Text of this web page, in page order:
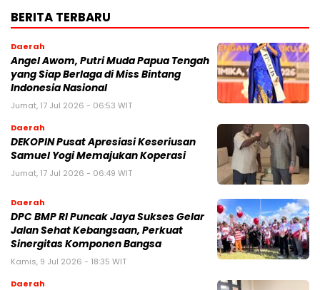
BERITA TERBARU
Daerah
Angel Awom, Putri Muda Papua Tengah
yang Siap Berlaga di Miss Bintang
Indonesia Nasional
Jumat, 17 Jul 2026 - 06:53 WIT
Daerah
DEKOPIN Pusat Apresiasi Keseriusan
Samuel Yogi Memajukan Koperasi
Jumat, 17 Jul 2026 - 06:49 WIT
Daerah
DPC BMP RI Puncak Jaya Sukses Gelar
Jalan Sehat Kebangsaan, Perkuat
Sinergitas Komponen Bangsa
Kamis, 9 Jul 2026 - 18:35 WIT
Daerah